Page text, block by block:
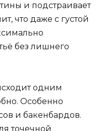
и подстраивает
что даже с густой
без лишнего
одним
Особенно
и бакенбардов.
точечной